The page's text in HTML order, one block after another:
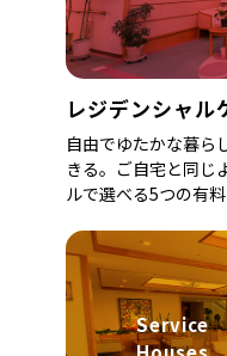
レジデンシャル
自由でゆたかな暮ら
きる。ご自宅と同じ
ルで選べる5つの有
Service